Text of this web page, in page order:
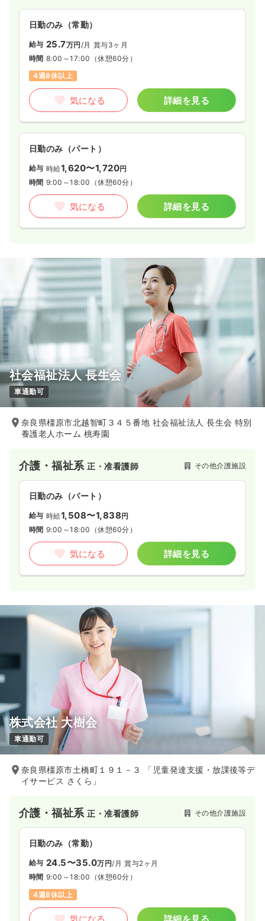
日勤のみ（常勤）
給与 25.7万円 /月 賞与3ヶ月
時間 8:00～17:00 （休憩60分）
4週8休以上
気になる 詳細を見る
日勤のみ（パート）
給与 時給1,620〜1,720円
時間 9:00～18:00 （休憩60分）
気になる 詳細を見る
社会福祉法人 長生会
車通勤可
奈良県橿原市北越智町３４５番地 社会福祉法人 長生会 特別
養護老人ホーム 桃寿園
介護・福祉系正・准看護師 その他介護施設
日勤のみ（パート）
給与 時給1,508〜1,838円
時間 9:00～18:00 （休憩60分）
気になる 詳細を見る
株式会社 大樹会
車通勤可
奈良県橿原市土橋町１９１－３ 「児童発達支援・放課後等デ
イサービス さくら」
介護・福祉系正・准看護師 その他介護施設
日勤のみ（常勤）
給与 24.5〜35.0万円/月 賞与2ヶ月
時間 9:00～18:00 （休憩60分）
4週8休以上